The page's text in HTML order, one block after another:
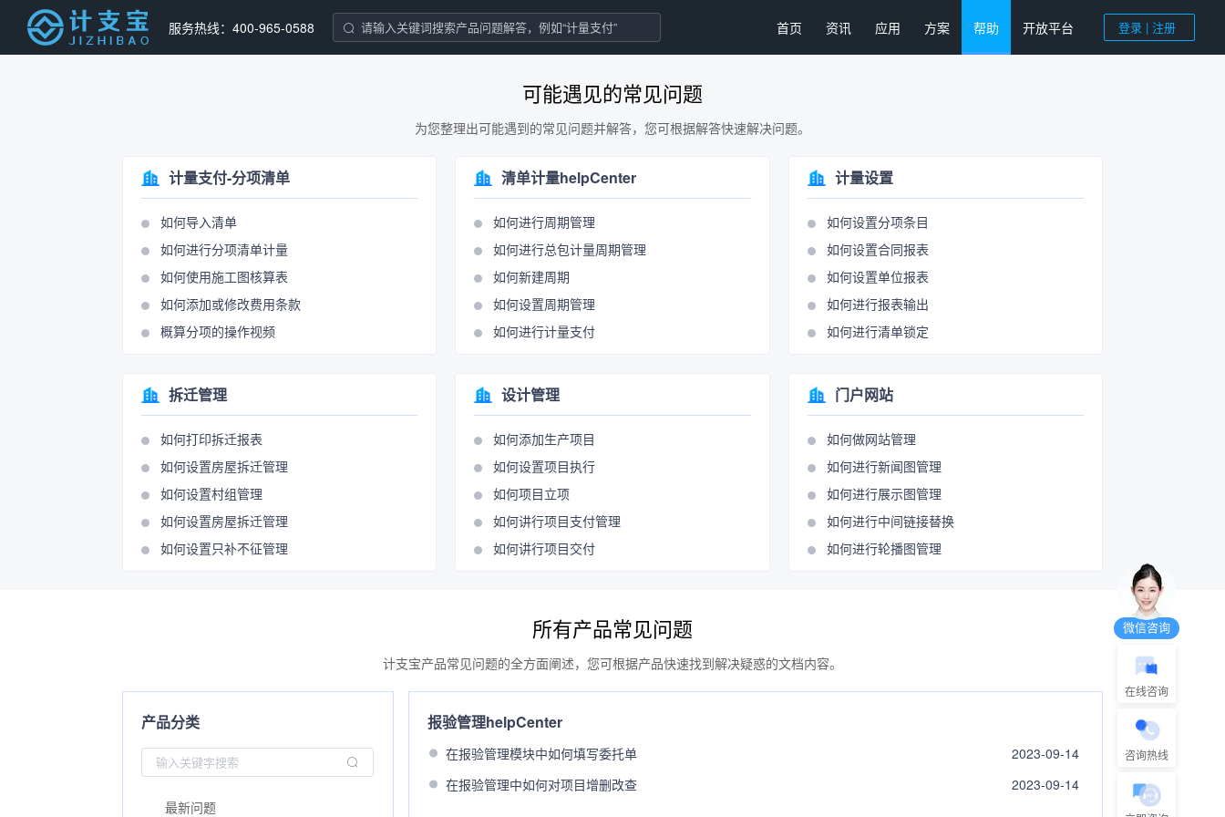
服务热线：400-965-0588 首页 资讯 应用 方案 帮助 开放平台 登录 | 注册
可能遇见的常见问题
为您整理出可能遇到的常见问题并解答，您可根据解答快速解决问题。
计量支付-分项清单
如何导入清单
如何进行分项清单计量
如何使用施工图核算表
如何添加或修改费用条款
概算分项的操作视频
清单计量helpCenter
如何进行周期管理
如何进行总包计量周期管理
如何新建周期
如何设置周期管理
如何进行计量支付
计量设置
如何设置分项条目
如何设置合同报表
如何设置单位报表
如何进行报表输出
如何进行清单锁定
拆迁管理
如何打印拆迁报表
如何设置房屋拆迁管理
如何设置村组管理
如何设置房屋拆迁管理
如何设置只补不征管理
设计管理
如何添加生产项目
如何设置项目执行
如何项目立项
如何讲行项目支付管理
如何讲行项目交付
门户网站
如何做网站管理
如何进行新闻图管理
如何进行展示图管理
如何进行中间链接替换
如何进行轮播图管理
所有产品常见问题
计支宝产品常见问题的全方面阐述，您可根据产品快速找到解决疑惑的文档内容。
产品分类
最新问题
报验管理helpCenter
在报验管理模块中如何填写委托单
2023-09-14
在报验管理中如何对项目增删改查
2023-09-14
微信咨询
在线咨询
咨询热线